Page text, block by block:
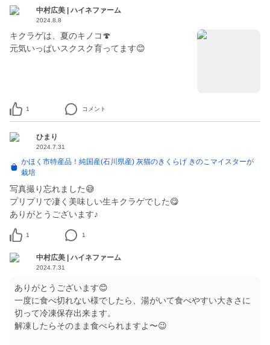
中村広美 | ハイネファーム
2024.8.8
キクラゲは、夏のキノコ🍄
元気いっぱいスクスク育ってます😊
1 コメント
ひまり
2024.7.31
かほく市特産品！純国産(石川県産) 灰猫のきくらげ きのこマイスターが
栽培
写真撮り忘れました😅
プリプリで凄く美味しい生キクラゲでした😋
ありがとうございます♪
1 1
中村広美 | ハイネファーム
2024.7.31
ありがとうございます😊
一度に食べ切れない様でしたら、湯がいて食べやすい大きさに
切って冷凍保存出来ます。
解凍したらそのまま食べられますよ〜😉